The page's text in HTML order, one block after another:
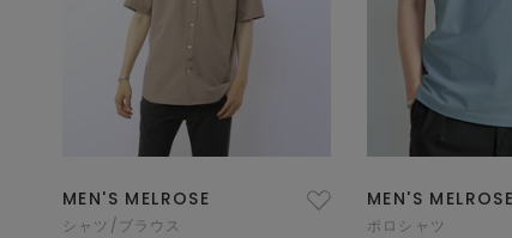
MEN'S MELROSE
シャツ/ブラウス
MEN'S MELROSE
ポロシャツ